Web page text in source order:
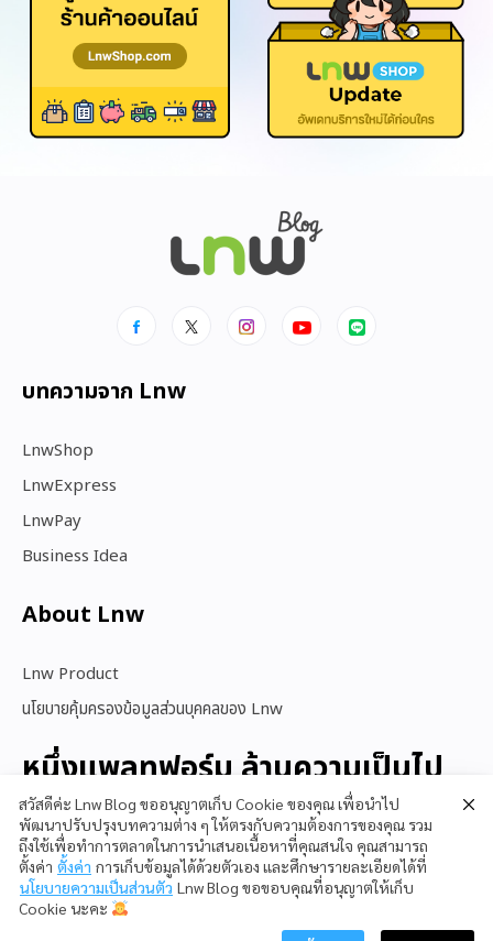
บทความจาก Lnw
LnwShop
LnwExpress
LnwPay
Business Idea
About Lnw​
Lnw Product
นโยบายคุ้มครองข้อมูลส่วนบุคคลของ Lnw
หนึ่งแพลทฟอร์ม ล้านความเป็นไป
ได้
สนใจใช้ LnwShop
สวัสดีค่ะ Lnw Blog ขออนุญาตเก็บ Cookie ของคุณ เพื่อนำไป
พัฒนาปรับปรุงบทความต่าง ๆ ให้ตรงกับความต้องการของคุณ รวม
ถึงใช้เพื่อทำการตลาดในการนำเสนอเนื้อหาที่คุณสนใจ คุณสามารถ
ตั้งค่า ตั้งค่า การเก็บข้อมูลได้ด้วยตัวเอง และศึกษารายละเอียดได้ที่
นโยบายความเป็นส่วนตัว Lnw Blog ขอขอบคุณที่อนุญาตให้เก็บ
Cookie นะคะ